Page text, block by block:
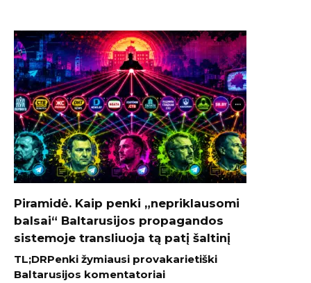
Piramidė. Kaip penki „nepriklausomi
balsai“ Baltarusijos propagandos
sistemoje transliuoja tą patį šaltinį
TL;DRPenki žymiausi provakarietiški
Baltarusijos komentatoriai